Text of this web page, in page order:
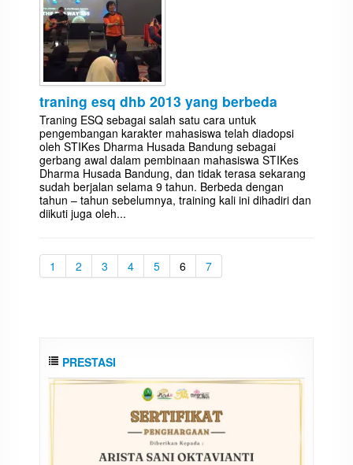
traning esq dhb 2013 yang berbeda
Traning ESQ sebagai salah satu cara untuk
pengembangan karakter mahasiswa telah diadopsi
oleh STIKes Dharma Husada Bandung sebagai
gerbang awal dalam pembinaan mahasiswa STIKes
Dharma Husada Bandung, dan tidak terasa sekarang
sudah berjalan selama 9 tahun. Berbeda dengan
tahun – tahun sebelumnya, training kali ini dihadiri dan
diikuti juga oleh...
1 2 3 4 5 6 7
PRESTASI